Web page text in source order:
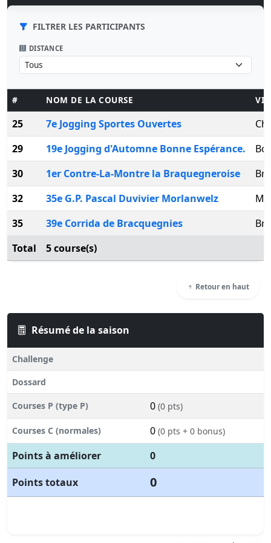
FILTRER LES PARTICIPANTS
DISTANCE
# NOM DE LA COURSE
25 7e Jogging Sportes Ouvertes
29
19e Jogging d'Automne Bonne Espérance.
30
1er Contre-La-Montre la Braquegneroise
32
35e G.P. Pascal Duvivier Morlanwelz
35
39e Corrida de Bracquegnies
Total
5 course(s)
Retour en haut
Résumé de la saison
Challenge
Dossard
Courses P (type P) 0 (0 pts)
Courses C (normales) 0 (0 pts + 0 bonus)
Points à améliorer
0
Points totaux
0